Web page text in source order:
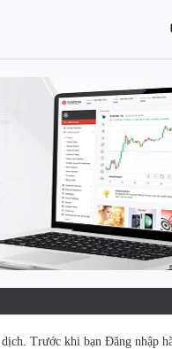
Trước khi bạn Đăng nhập